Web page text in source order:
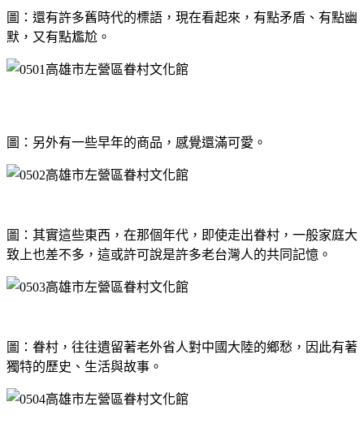
圖：還有許多舊時代的標語，現在看起來，有點矛盾、有點幽
默，又有點尷尬。
圖：另外有一些早年的商品，感覺還滿可愛。
圖：其實這些東西，在那個年代，即使走出眷村，一般家庭大
致上也差不多，這或許可說是許多老台灣人的共同記憶。
圖：眷村，往往遺留著老外省人對中國大陸的鄉愁，因此有著
獨特的歷史、生活與故事。